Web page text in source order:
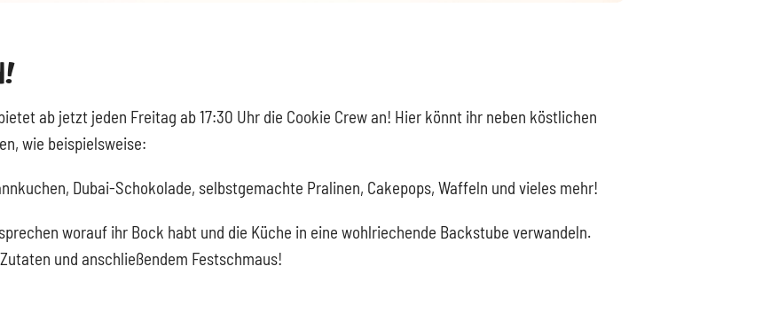
ab jetzt jeden Freitag ab 17:30 Uhr die Cookie Crew an! Hier könnt ihr neben köstlichen
wie beispielsweise:
Dubai-Schokolade, selbstgemachte Pralinen, Cakepops, Waffeln und vieles mehr!
worauf ihr Bock habt und die Küche in eine wohlriechende Backstube verwandeln.
und anschließendem Festschmaus!